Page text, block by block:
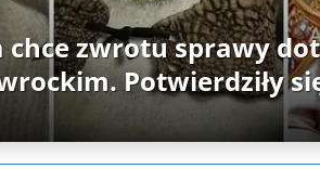
zwrotu sprawy
Potwierdziły